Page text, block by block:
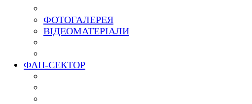
ФОТОГАЛЕРЕЯ
ВІДЕОМАТЕРІАЛИ
ФАН-СЕКТОР